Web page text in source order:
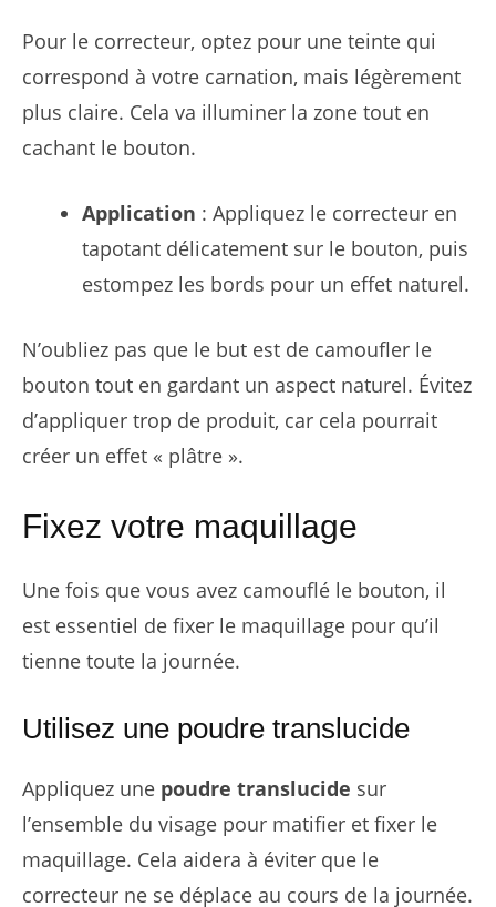
Pour le correcteur, optez pour une teinte qui
correspond à votre carnation, mais légèrement
plus claire. Cela va illuminer la zone tout en
cachant le bouton.
Application : Appliquez le correcteur en
tapotant délicatement sur le bouton, puis
estompez les bords pour un effet naturel.
N’oubliez pas que le but est de camoufler le
bouton tout en gardant un aspect naturel. Évitez
d’appliquer trop de produit, car cela pourrait
créer un effet « plâtre ».
Fixez votre maquillage
Une fois que vous avez camouflé le bouton, il
est essentiel de fixer le maquillage pour qu’il
tienne toute la journée.
Utilisez une poudre translucide
Appliquez une poudre translucide sur
l’ensemble du visage pour matifier et fixer le
maquillage. Cela aidera à éviter que le
correcteur ne se déplace au cours de la journée.